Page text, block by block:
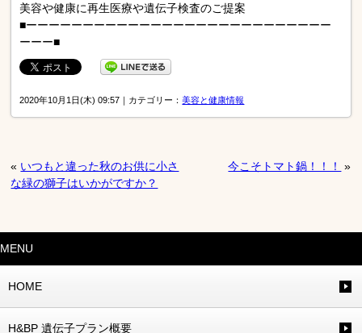
美容や健康に再生医療や遺伝子検査のご提案
■ーーーーーーーーーーーーーーーーーーーーーーーーーーー
ーーー■
2020年10月1日(木) 09:57｜カテゴリー：美容と健康情報
« いつもと違った秋のお供に小さ
な緑の獅子はいかがですか？
今こそトマト鍋！！！ »
MENU
HOME
H&BP 遺伝子プラン概要